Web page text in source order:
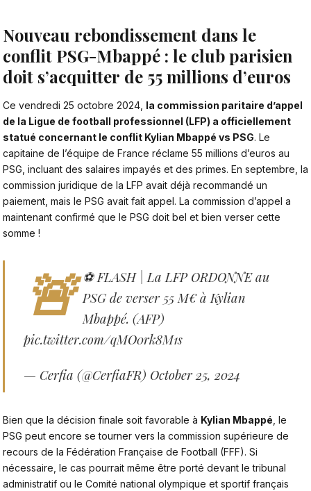
Nouveau rebondissement dans le
conflit PSG-Mbappé : le club parisien
doit s’acquitter de 55 millions d’euros
Ce vendredi 25 octobre 2024, la commission paritaire d’appel
de la Ligue de football professionnel (LFP) a officiellement
statué concernant le conflit Kylian Mbappé vs PSG. Le
capitaine de l’équipe de France réclame 55 millions d’euros au
PSG, incluant des salaires impayés et des primes. En septembre, la
commission juridique de la LFP avait déjà recommandé un
paiement, mais le PSG avait fait appel. La commission d’appel a
maintenant confirmé que le PSG doit bel et bien verser cette
somme !
🚨 ⚽️ FLASH | La LFP ORDONNE au
PSG de verser 55 M€ à Kylian
Mbappé. (AFP)
pic.twitter.com/qMO0rk8M1s
— Cerfia (@CerfiaFR) October 25, 2024
Bien que la décision finale soit favorable à Kylian Mbappé , le
PSG peut encore se tourner vers la commission supérieure de
recours de la Fédération Française de Football (FFF). Si
nécessaire, le cas pourrait même être porté devant le tribunal
administratif ou le Comité national olympique et sportif français